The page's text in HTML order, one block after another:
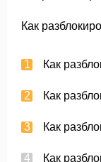
Как
Как
Как
Как
Как